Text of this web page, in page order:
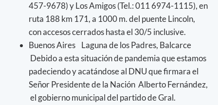
457-9678) y Los Amigos (Tel.: 011 6974-1115), en
ruta 188 km 171, a 1000 m. del puente Lincoln,
con accesos cerrados hasta el 30/5 inclusive.
Buenos Aires Laguna de los Padres, Balcarce
Debido a esta situación de pandemia que estamos
padeciendo y acatándose al DNU que firmara el
Señor Presidente de la Nación Alberto Fernández,
el gobierno municipal del partido de Gral.